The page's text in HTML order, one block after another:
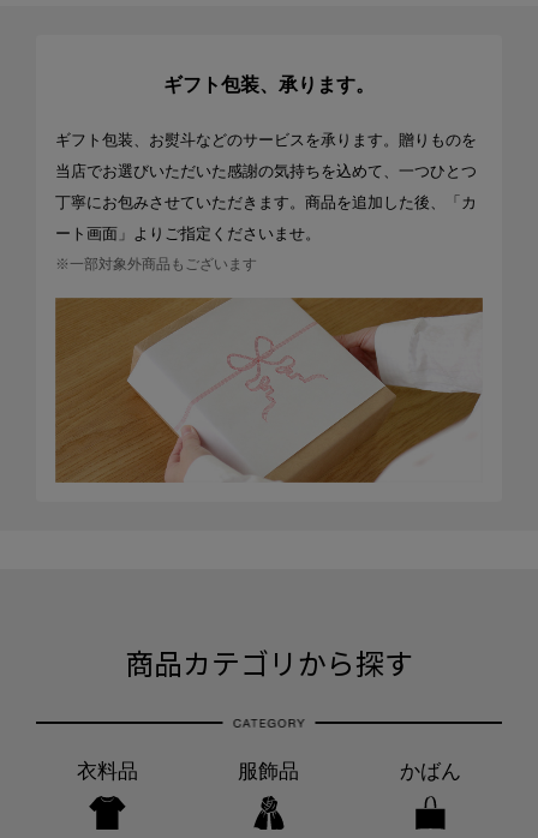
ギフト包装、承ります。
ギフト包装、お熨斗などのサービスを承ります。贈りものを
当店でお選びいただいた感謝の気持ちを込めて、一つひとつ
丁寧にお包みさせていただきます。商品を追加した後、「カ
ート画面」よりご指定くださいませ。
※一部対象外商品もございます
商品カテゴリから探す
衣料品 服飾品 かばん